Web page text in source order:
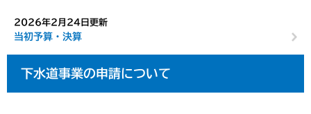
2026年2月24日更新
当初予算・決算
下水道事業の申請について